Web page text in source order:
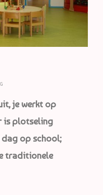
je werkt op
is plotseling
dag op school;
traditionele